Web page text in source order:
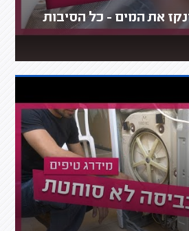
את המים - כל הסיבות